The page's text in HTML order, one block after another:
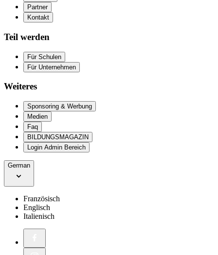
Partner
Kontakt
Teil werden
Für Schulen
Für Unternehmen
Weiteres
Sponsoring & Werbung
Medien
Faq
BILDUNGSMAGAZIN
Login Admin Bereich
German
Französisch
Englisch
Italienisch